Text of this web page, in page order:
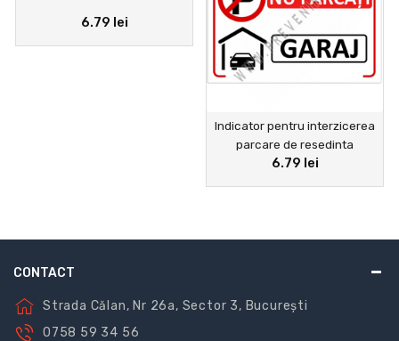
6.79 lei
Indicator pentru interzicerea
parcare de resedinta
6.79 lei
CONTACT
Strada Călan, Nr 26a, Sector 3, București
0758 59 34 56